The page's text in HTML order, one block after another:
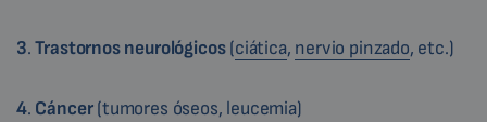
3.Trastornos neurológicos(ciática, nervio pinzado, etc.)
4. Cáncer(tumores óseos, leucemia)